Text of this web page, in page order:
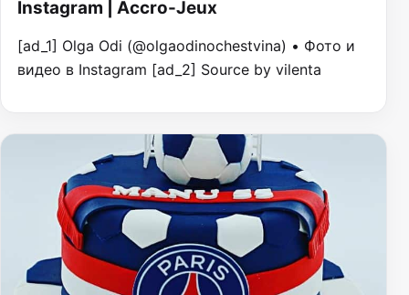
Instagram | Accro-Jeux
[ad_1] Olga Odi (@olgaodinochestvina) • Фото и
видео в Instagram [ad_2] Source by vilenta